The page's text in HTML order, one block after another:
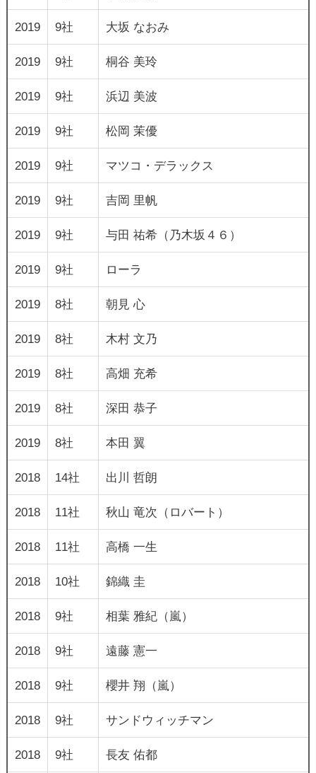
2019 9社 大坂 なおみ
2019 9社 桐谷 美玲
2019 9社 浜辺 美波
2019 9社 松岡 茉優
2019 9社 マツコ・デラックス
2019 9社 吉岡 里帆
2019 9社 与田 祐希（乃木坂４６）
2019 9社 ローラ
2019 8社 朝見 心
2019 8社 木村 文乃
2019 8社 高畑 充希
2019 8社 深田 恭子
2019 8社 本田 翼
2018 14社 出川 哲朗
2018 11社 秋山 竜次（ロバート）
2018 11社 高橋 一生
2018 10社 錦織 圭
2018 9社 相葉 雅紀（嵐）
2018 9社 遠藤 憲一
2018 9社 櫻井 翔（嵐）
2018 9社 サンドウィッチマン
2018 9社 長友 佑都